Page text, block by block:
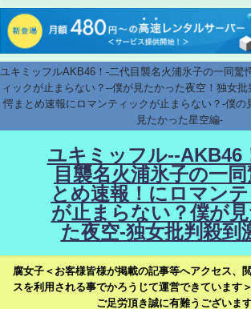
ユキミッフルAKB46！-二代目襲名火浦氷子の一同驚
ィックが止まらない？--僕が見たかった夜空！独女
愕まとめ速報にロマンティックが止まらない？-僕の
見たかった星空編-
ユキミッフル--AKB46
目襲名火浦氷子の一同
とめ速報！にロマン
が止まらない？僕が
た夜空-独女批判殺到
腐女子＜お客様皆様が掲載の記事等へアクセス、
スを利用される事でかろうじて運営できています
ご足労頂き誠に有難うございます